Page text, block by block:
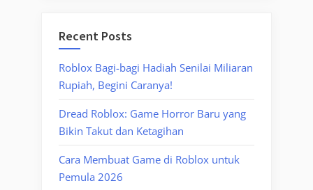
Recent Posts
Roblox Bagi-bagi Hadiah Senilai Miliaran
Rupiah, Begini Caranya!
Dread Roblox: Game Horror Baru yang
Bikin Takut dan Ketagihan
Cara Membuat Game di Roblox untuk
Pemula 2026